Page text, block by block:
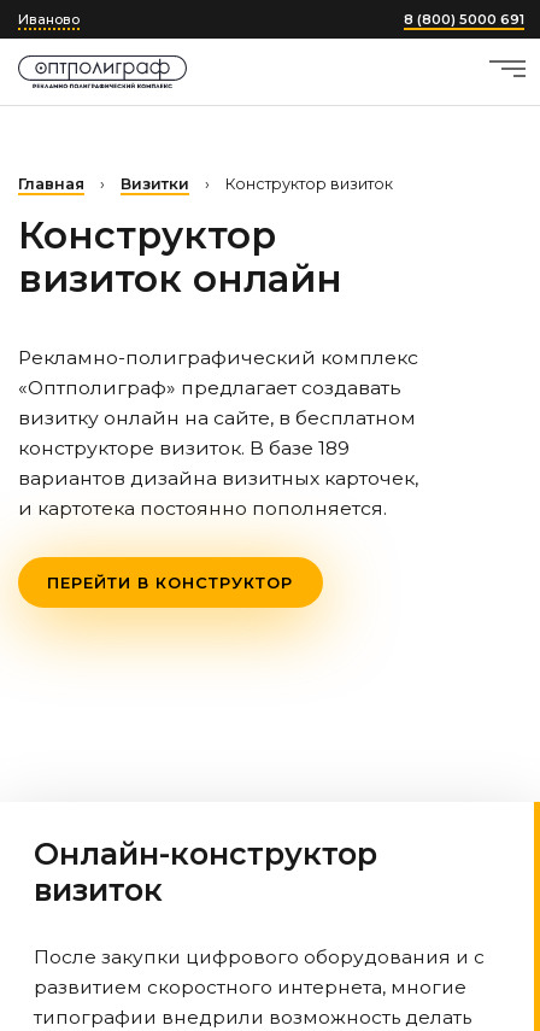
Иваново 8 (800) 5000 691
Главная › Визитки › Конструктор визиток
Конструктор
визиток онлайн
Рекламно-полиграфический комплекс
«Оптполиграф» предлагает создавать
визитку онлайн на сайте, в бесплатном
конструкторе визиток. В базе 189
вариантов дизайна визитных карточек,
и картотека постоянно пополняется.
ПЕРЕЙТИ В КОНСТРУКТОР
Онлайн-конструктор
визиток
После закупки цифрового оборудования и с
развитием скоростного интернета, многие
типографии внедрили возможность делать